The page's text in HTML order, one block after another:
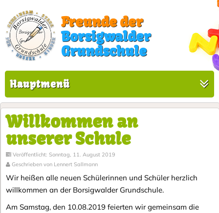
Freunde der
Borsigwalder
Grundschule
Hauptmenü
Willkommen an
unserer Schule
Veröffentlicht: Sonntag, 11. August 2019
Geschrieben von Lennert Sallmann
Wir heißen alle neuen Schülerinnen und Schüler herzlich
willkommen an der Borsigwalder Grundschule.
Am Samstag, den 10.08.2019 feierten wir gemeinsam die